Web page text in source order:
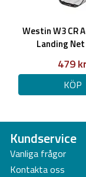
Westin W3 CR
Landing
479 kr
KÖP
Kundservice
Vanliga frågor
Kontakta oss